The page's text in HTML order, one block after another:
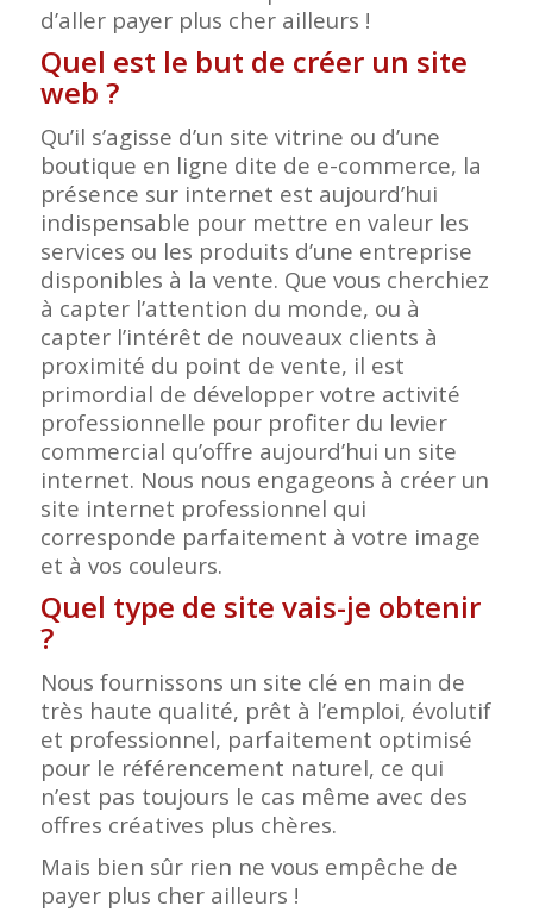
d’aller payer plus cher ailleurs !
Quel est le but de créer un site
web ?
Qu’il s’agisse d’un site vitrine ou d’une
boutique en ligne dite de e-commerce, la
présence sur internet est aujourd’hui
indispensable pour mettre en valeur les
services ou les produits d’une entreprise
disponibles à la vente. Que vous cherchiez
à capter l’attention du monde, ou à
capter l’intérêt de nouveaux clients à
proximité du point de vente, il est
primordial de développer votre activité
professionnelle pour profiter du levier
commercial qu’offre aujourd’hui un site
internet. Nous nous engageons à créer un
site internet professionnel qui
corresponde parfaitement à votre image
et à vos couleurs.
Quel type de site vais-je obtenir
?
Nous fournissons un site clé en main de
très haute qualité, prêt à l’emploi, évolutif
et professionnel, parfaitement optimisé
pour le référencement naturel, ce qui
n’est pas toujours le cas même avec des
offres créatives plus chères.
Mais bien sûr rien ne vous empêche de
payer plus cher ailleurs !